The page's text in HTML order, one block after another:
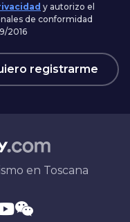
y autorizo el
de conformidad
2016
registrarme
en Toscana